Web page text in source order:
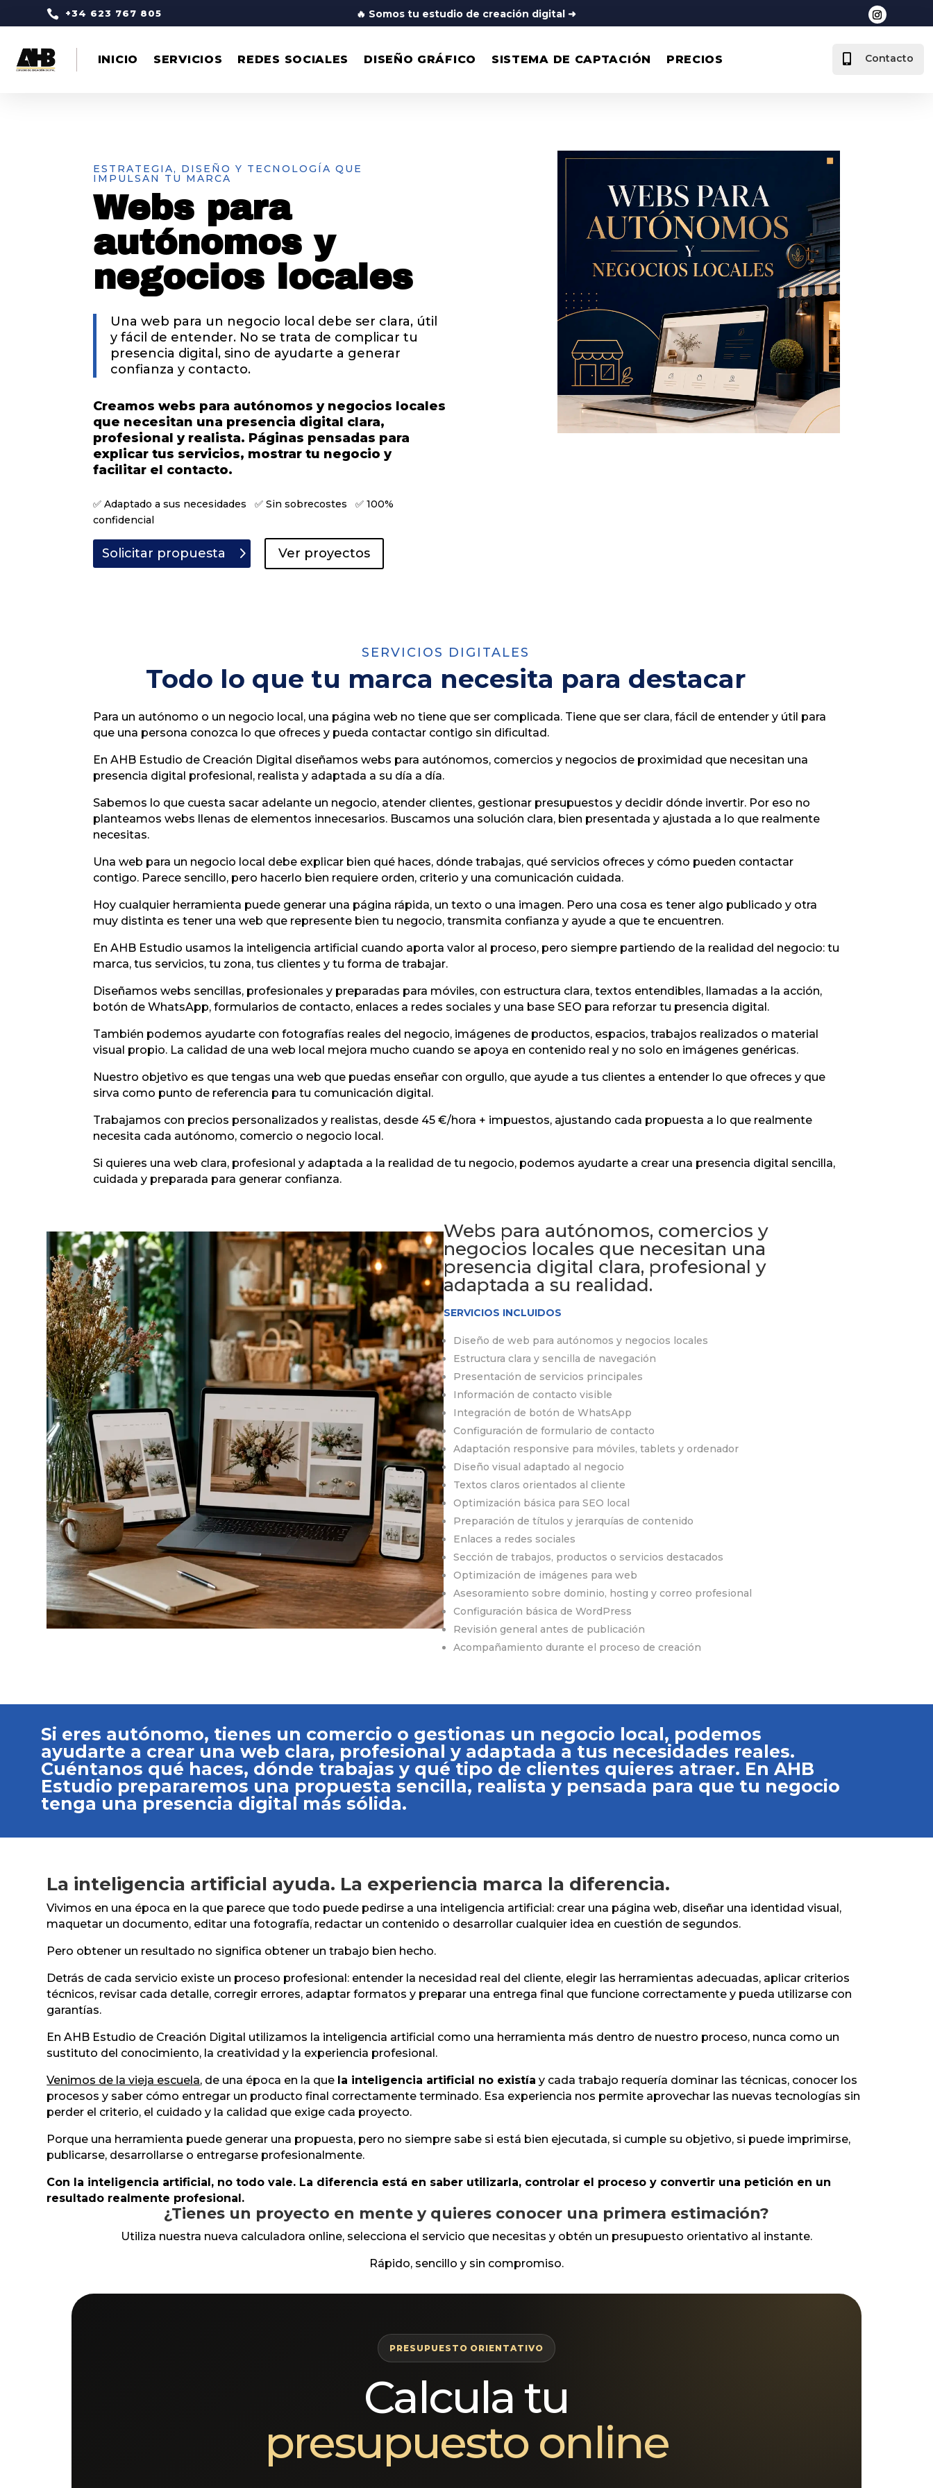
 +34 623 767 805 🔥 Somos tu estudio de creación digital ➜
INICIO SERVICIOS REDES SOCIALES DISEÑO GRÁFICO SISTEMA DE CAPTACIÓN PRECIOS  Contacto
ESTRATEGIA, DISEÑO Y TECNOLOGÍA QUE
IMPULSAN TU MARCA
Webs para
autónomos y
negocios locales
Una web para un negocio local debe ser clara, útil
y fácil de entender. No se trata de complicar tu
presencia digital, sino de ayudarte a generar
confianza y contacto.
Creamos webs para autónomos y negocios locales
que necesitan una presencia digital clara,
profesional y realista. Páginas pensadas para
explicar tus servicios, mostrar tu negocio y
facilitar el contacto.
✅ Adaptado a sus necesidades ✅ Sin sobrecostes ✅ 100%
confidencial
Solicitar propuesta Ver proyectos
SERVICIOS DIGITALES
Todo lo que tu marca necesita para destacar
Para un autónomo o un negocio local, una página web no tiene que ser complicada. Tiene que ser clara, fácil de entender y útil para
que una persona conozca lo que ofreces y pueda contactar contigo sin dificultad.
En AHB Estudio de Creación Digital diseñamos webs para autónomos, comercios y negocios de proximidad que necesitan una
presencia digital profesional, realista y adaptada a su día a día.
Sabemos lo que cuesta sacar adelante un negocio, atender clientes, gestionar presupuestos y decidir dónde invertir. Por eso no
planteamos webs llenas de elementos innecesarios. Buscamos una solución clara, bien presentada y ajustada a lo que realmente
necesitas.
Una web para un negocio local debe explicar bien qué haces, dónde trabajas, qué servicios ofreces y cómo pueden contactar
contigo. Parece sencillo, pero hacerlo bien requiere orden, criterio y una comunicación cuidada.
Hoy cualquier herramienta puede generar una página rápida, un texto o una imagen. Pero una cosa es tener algo publicado y otra
muy distinta es tener una web que represente bien tu negocio, transmita confianza y ayude a que te encuentren.
En AHB Estudio usamos la inteligencia artificial cuando aporta valor al proceso, pero siempre partiendo de la realidad del negocio: tu
marca, tus servicios, tu zona, tus clientes y tu forma de trabajar.
Diseñamos webs sencillas, profesionales y preparadas para móviles, con estructura clara, textos entendibles, llamadas a la acción,
botón de WhatsApp, formularios de contacto, enlaces a redes sociales y una base SEO para reforzar tu presencia digital.
También podemos ayudarte con fotografías reales del negocio, imágenes de productos, espacios, trabajos realizados o material
visual propio. La calidad de una web local mejora mucho cuando se apoya en contenido real y no solo en imágenes genéricas.
Nuestro objetivo es que tengas una web que puedas enseñar con orgullo, que ayude a tus clientes a entender lo que ofreces y que
sirva como punto de referencia para tu comunicación digital.
Trabajamos con precios personalizados y realistas, desde 45 €/hora + impuestos, ajustando cada propuesta a lo que realmente
necesita cada autónomo, comercio o negocio local.
Si quieres una web clara, profesional y adaptada a la realidad de tu negocio, podemos ayudarte a crear una presencia digital sencilla,
cuidada y preparada para generar confianza.
Webs para autónomos, comercios y
negocios locales que necesitan una
presencia digital clara, profesional y
adaptada a su realidad.
SERVICIOS INCLUIDOS
Diseño de web para autónomos y negocios locales
Estructura clara y sencilla de navegación
Presentación de servicios principales
Información de contacto visible
Integración de botón de WhatsApp
Configuración de formulario de contacto
Adaptación responsive para móviles, tablets y ordenador
Diseño visual adaptado al negocio
Textos claros orientados al cliente
Optimización básica para SEO local
Preparación de títulos y jerarquías de contenido
Enlaces a redes sociales
Sección de trabajos, productos o servicios destacados
Optimización de imágenes para web
Asesoramiento sobre dominio, hosting y correo profesional
Configuración básica de WordPress
Revisión general antes de publicación
Acompañamiento durante el proceso de creación
Si eres autónomo, tienes un comercio o gestionas un negocio local, podemos
ayudarte a crear una web clara, profesional y adaptada a tus necesidades reales.
Cuéntanos qué haces, dónde trabajas y qué tipo de clientes quieres atraer. En AHB
Estudio prepararemos una propuesta sencilla, realista y pensada para que tu negocio
tenga una presencia digital más sólida.
La inteligencia artificial ayuda. La experiencia marca la diferencia.
Vivimos en una época en la que parece que todo puede pedirse a una inteligencia artificial: crear una página web, diseñar una identidad visual,
maquetar un documento, editar una fotografía, redactar un contenido o desarrollar cualquier idea en cuestión de segundos.
Pero obtener un resultado no significa obtener un trabajo bien hecho.
Detrás de cada servicio existe un proceso profesional: entender la necesidad real del cliente, elegir las herramientas adecuadas, aplicar criterios
técnicos, revisar cada detalle, corregir errores, adaptar formatos y preparar una entrega final que funcione correctamente y pueda utilizarse con
garantías.
En AHB Estudio de Creación Digital utilizamos la inteligencia artificial como una herramienta más dentro de nuestro proceso, nunca como un
sustituto del conocimiento, la creatividad y la experiencia profesional.
Venimos de la vieja escuela, de una época en la que la inteligencia artificial no existía y cada trabajo requería dominar las técnicas, conocer los
procesos y saber cómo entregar un producto final correctamente terminado. Esa experiencia nos permite aprovechar las nuevas tecnologías sin
perder el criterio, el cuidado y la calidad que exige cada proyecto.
Porque una herramienta puede generar una propuesta, pero no siempre sabe si está bien ejecutada, si cumple su objetivo, si puede imprimirse,
publicarse, desarrollarse o entregarse profesionalmente.
Con la inteligencia artificial, no todo vale. La diferencia está en saber utilizarla, controlar el proceso y convertir una petición en un
resultado realmente profesional.
¿Tienes un proyecto en mente y quieres conocer una primera estimación?
Utiliza nuestra nueva calculadora online, selecciona el servicio que necesitas y obtén un presupuesto orientativo al instante.
Rápido, sencillo y sin compromiso.
PRESUPUESTO ORIENTATIVO
Calcula tu
presupuesto online